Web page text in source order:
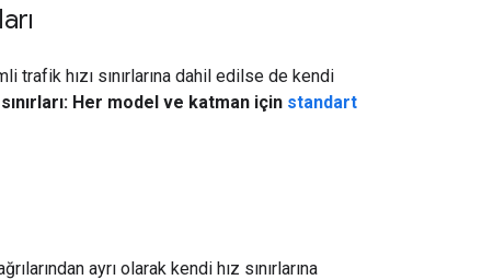
hızı sınırlarına dahil edilse de kendi
sınırları: Her model ve katman için standart
ayrı olarak kendi hız sınırlarına